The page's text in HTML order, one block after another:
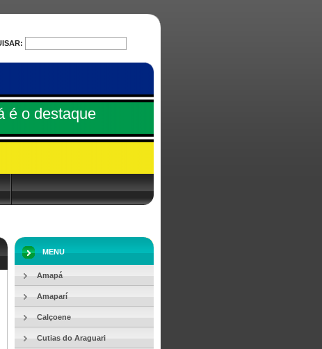
é o destaque
MENU
Amapá
Amaparí
Calçoene
Cutias do Araguari